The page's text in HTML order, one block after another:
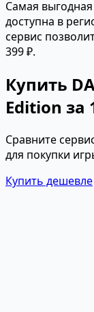
Самая
доступна в
сервис
399 ₽.
Купить
Edition за
Сравните
для покупки
Купить дешевле